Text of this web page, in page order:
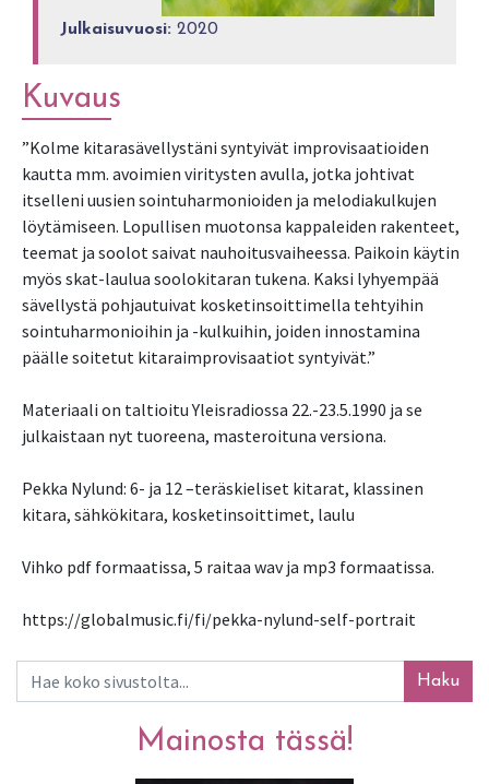
Julkaisuvuosi: 2020
Kuvaus
”Kolme kitarasävellystäni syntyivät improvisaatioiden
kautta mm. avoimien viritysten avulla, jotka johtivat
itselleni uusien sointuharmonioiden ja melodiakulkujen
löytämiseen. Lopullisen muotonsa kappaleiden rakenteet,
teemat ja soolot saivat nauhoitusvaiheessa. Paikoin käytin
myös skat-laulua soolokitaran tukena. Kaksi lyhyempää
sävellystä pohjautuivat kosketinsoittimella tehtyihin
sointuharmonioihin ja -kulkuihin, joiden innostamina
päälle soitetut kitaraimprovisaatiot syntyivät.”
Materiaali on taltioitu Yleisradiossa 22.-23.5.1990 ja se
julkaistaan nyt tuoreena, masteroituna versiona.
Pekka Nylund: 6- ja 12 –teräskieliset kitarat, klassinen
kitara, sähkökitara, kosketinsoittimet, laulu
Vihko pdf formaatissa, 5 raitaa wav ja mp3 formaatissa.
https://globalmusic.fi/fi/pekka-nylund-self-portrait
Haku
Mainosta tässä!